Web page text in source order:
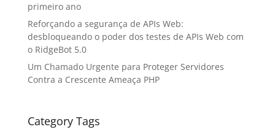
primeiro ano
Reforçando a segurança de APIs Web:
desbloqueando o poder dos testes de APIs Web com
o RidgeBot 5.0
Um Chamado Urgente para Proteger Servidores
Contra a Crescente Ameaça PHP
Category Tags